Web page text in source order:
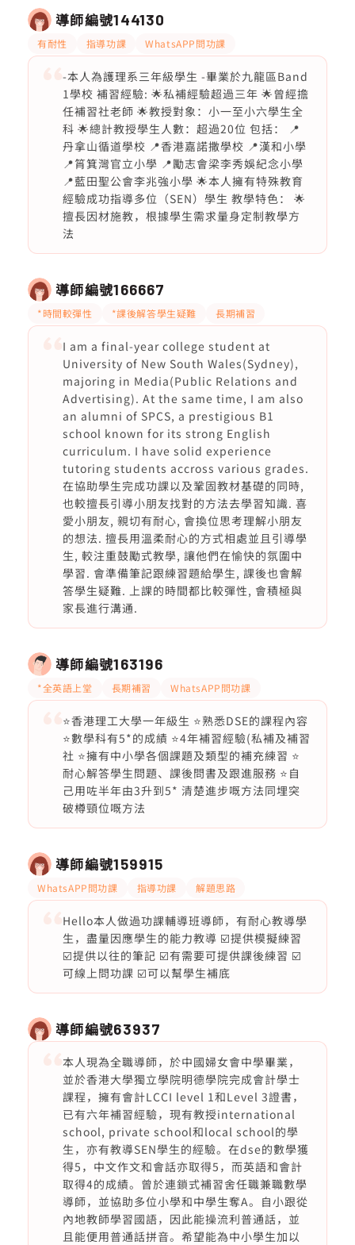
導師編號144130
有耐性 指導功課 WhatsAPP問功課
-本人為護理系三年級學生 -畢業於九龍區Band
1學校 補習經驗: 🌟私補經驗超過三年 🌟曾經擔
任補習社老師 🌟教授對象：小一至小六學生全
科 🌟總計教授學生人數：超過20位 包括： 📍
丹拿山循道學校 📍香港嘉諾撒學校 📍漢和小學
📍筲箕灣官立小學 📍勵志會梁李秀娛紀念小學
📍藍田聖公會李兆強小學 🌟本人擁有特殊教育
經驗成功指導多位（SEN）學生 教學特色： 🌟
擅長因材施教，根據學生需求量身定制教學方
法
導師編號166667
*時間較彈性 *課後解答學生疑難 長期補習
I am a final-year college student at
University of New South Wales(Sydney),
majoring in Media(Public Relations and
Advertising). At the same time, I am also
an alumni of SPCS, a prestigious B1
school known for its strong English
curriculum. I have solid experience
tutoring students accross various grades.
在協助學生完成功課以及鞏固教材基礎的同時,
也較擅長引導小朋友找對的方法去學習知識. 喜
愛小朋友, 親切有耐心, 會換位思考理解小朋友
的想法. 擅長用溫柔耐心的方式相處並且引導學
生, 較注重鼓勵式教學, 讓他們在愉快的氛圍中
學習. 會準備筆記跟練習題給學生, 課後也會解
答學生疑難. 上課的時間都比較彈性, 會積極與
家長進行溝通.
導師編號163196
*全英語上堂 長期補習 WhatsAPP問功課
⭐️香港理工大學一年級生 ⭐️熟悉DSE的課程內容
⭐️數學科有5*的成績 ⭐️4年補習經驗(私補及補習
社 ⭐️擁有中小學各個課題及類型的補充練習 ⭐️
耐心解答學生問題、課後問書及跟進服務 ⭐️自
己用咗半年由3升到5* 清楚進步嘅方法同埋突
破樽頸位嘅方法
導師編號159915
WhatsAPP問功課 指導功課 解題思路
Hello本人做過功課輔導班導師，有耐心教導學
生，盡量因應學生的能力教導 ☑️提供模擬練習
☑️提供以往的筆記 ☑️有需要可提供課後練習 ☑️
可線上問功課 ☑️可以幫學生補底
導師編號63937
本人現為全職導師，於中國婦女會中學畢業，
並於香港大學獨立學院明德學院完成會計學士
課程，擁有會計LCCI level 1和Level 3證書，
已有六年補習經驗，現有教授international
school, private school和local school的學
生，亦有教導SEN學生的經驗。在dse的數學獲
得5，中文作文和會話亦取得5，而英語和會計
取得4的成績。曾於連鎖式補習舍任職兼職數學
導師，並協助多位小學和中學生奪A。自小跟從
內地教師學習國語，因此能操流利普通話，並
且能便用普通話拼音。希望能為中小學生加以